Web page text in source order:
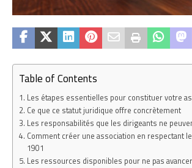
Table of Contents
Les étapes essentielles pour constituer votre
Ce que ce statut juridique offre concrètement
Les responsabilités que les dirigeants ne
Comment créer une association en respectant
1901
Les ressources disponibles pour ne pas